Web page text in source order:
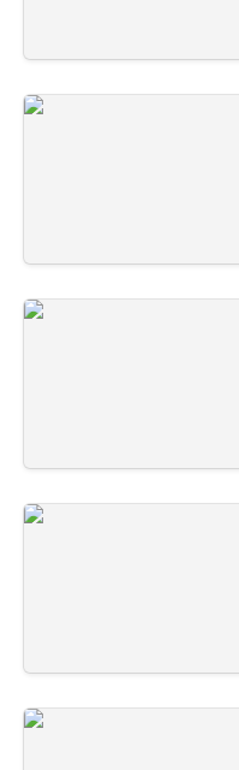
五十里-写真-11
五十里-写真-14
五十里-写真-16
五十里-写真-18